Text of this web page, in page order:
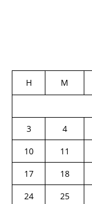
H M
3
4
10
11
17
18
24
25